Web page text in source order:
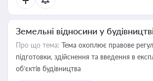
Земельні відносини у
Про що тема: Тема охоплює правове
підготовки, здійснення та введення в
об’єктів будівництва